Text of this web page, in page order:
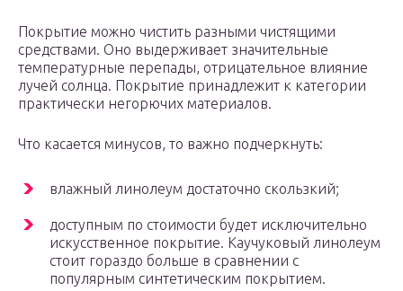
Покрытие можно чистить разными чистящими
средствами. Оно выдерживает значительные
температурные перепады, отрицательное влияние
лучей солнца. Покрытие принадлежит к категории
практически негорючих материалов.
Что касается минусов, то важно подчеркнуть:
влажный линолеум достаточно скользкий;
доступным по стоимости будет исключительно
искусственное покрытие. Каучуковый линолеум
стоит гораздо больше в сравнении с
популярным синтетическим покрытием.